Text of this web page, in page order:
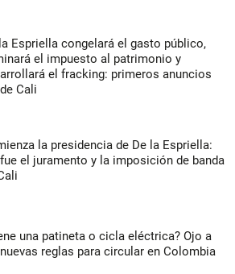
Espriella congelará el gasto público,
el impuesto al patrimonio y
el fracking: primeros anuncios
Cali
la presidencia de De la Espriella:
el juramento y la imposición de banda
una patineta o cicla eléctrica? Ojo a
reglas para circular en Colombia